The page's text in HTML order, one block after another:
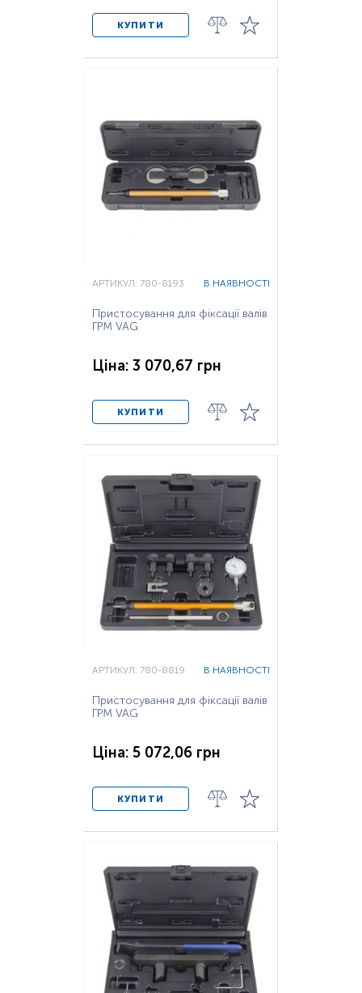
КУПИТИ
АРТИКУЛ: 780-8193 В НАЯВНОСТІ
Пристосування для фіксації валів
ГРМ VAG
Ціна: 3 070,67 грн
КУПИТИ
АРТИКУЛ: 780-8819 В НАЯВНОСТІ
Пристосування для фіксації валів
ГРМ VAG
Ціна: 5 072,06 грн
КУПИТИ